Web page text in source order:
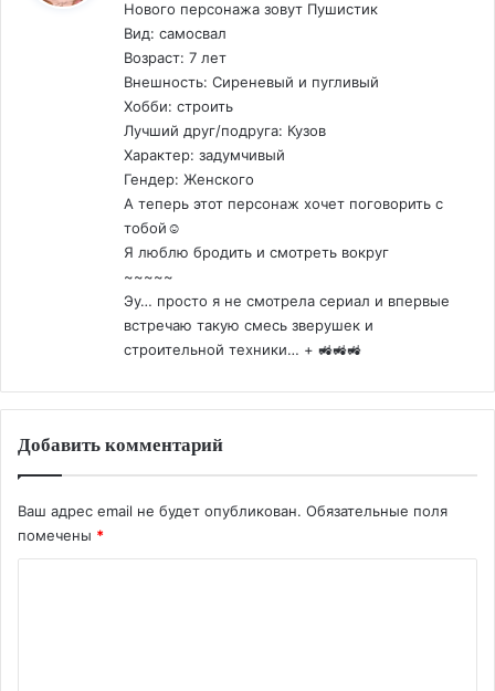
Нового персонажа зовут Пушистик
Вид: самосвал
Возраст: 7 лет
Внешность: Сиреневый и пугливый
Хобби: строить
Лучший друг/подруга: Кузов
Характер: задумчивый
Гендер: Женского
А теперь этот персонаж хочет поговорить с
тобой☺️
Я люблю бродить и смотреть вокруг
~~~~~
Эу… просто я не смотрела сериал и впервые
встречаю такую смесь зверушек и
строительной техники… + 🚜🚜🚜
Добавить комментарий
Ваш адрес email не будет опубликован. Обязательные поля
помечены *